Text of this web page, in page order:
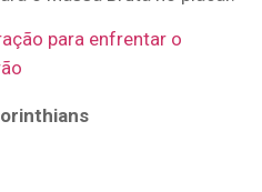
para enfrentar o